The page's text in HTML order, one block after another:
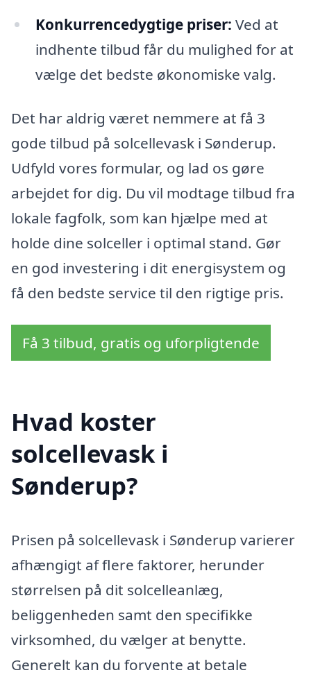
Konkurrencedygtige priser: Ved at
indhente tilbud får du mulighed for at
vælge det bedste økonomiske valg.
Det har aldrig været nemmere at få 3
gode tilbud på solcellevask i Sønderup.
Udfyld vores formular, og lad os gøre
arbejdet for dig. Du vil modtage tilbud fra
lokale fagfolk, som kan hjælpe med at
holde dine solceller i optimal stand. Gør
en god investering i dit energisystem og
få den bedste service til den rigtige pris.
Få 3 tilbud, gratis og uforpligtende
Hvad koster
solcellevask i
Sønderup?
Prisen på solcellevask i Sønderup varierer
afhængigt af flere faktorer, herunder
størrelsen på dit solcelleanlæg,
beliggenheden samt den specifikke
virksomhed, du vælger at benytte.
Generelt kan du forvente at betale